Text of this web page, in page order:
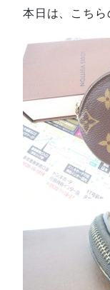
本日は、こちら